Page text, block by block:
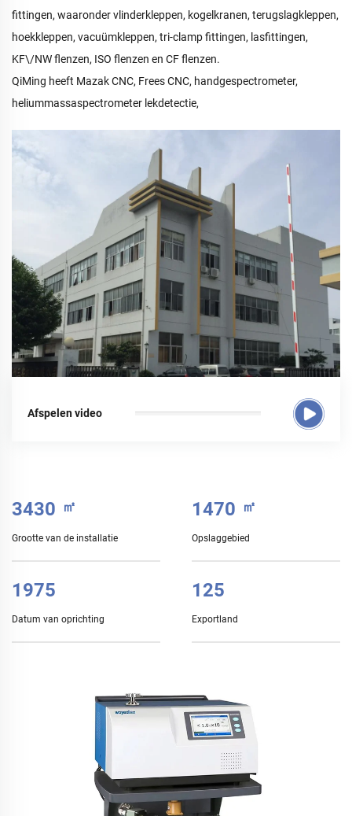
fittingen, waaronder vlinderkleppen, kogelkranen, terugslagkleppen,
hoekkleppen, vacuümkleppen, tri-clamp fittingen, lasfittingen,
KF\/NW flenzen, ISO flenzen en CF flenzen.
QiMing heeft Mazak CNC, Frees CNC, handgespectrometer,
heliummassaspectrometer lekdetectie,
Afspelen video
3500 ㎡
Grootte van de installatie
1500 ㎡
Opslaggebied
2015
Datum van oprichting
128
Exportland